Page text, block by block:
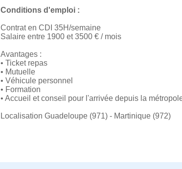
Conditions d'emploi :
Contrat en CDI 35H/semaine
Salaire entre 1900 et 3500 € / mois
Avantages :
• Ticket repas
• Mutuelle
• Véhicule personnel
• Formation
• Accueil et conseil pour l'arrivée depuis la
Localisation Guadeloupe (971) - Martinique (972)